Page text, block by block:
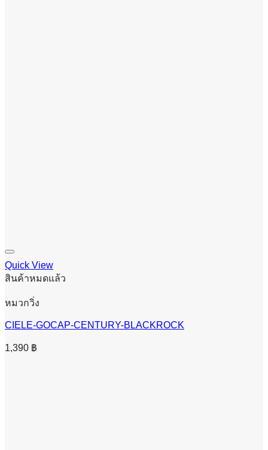
Quick View
สินค้าหมดแล้ว
หมวกวิ่ง
CIELE-GOCAP-CENTURY-BLACKROCK
1,390 ฿